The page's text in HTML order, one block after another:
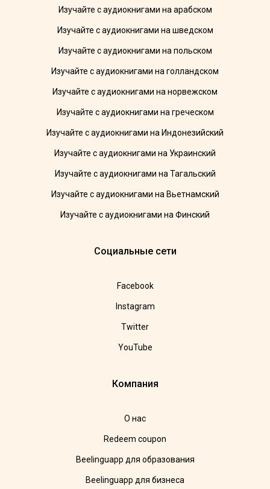
Изучайте с аудиокнигами на арабском
Изучайте с аудиокнигами на шведском
Изучайте с аудиокнигами на польском
Изучайте с аудиокнигами на голландском
Изучайте с аудиокнигами на норвежском
Изучайте с аудиокнигами на греческом
Изучайте с аудиокнигами на Индонезийский
Изучайте с аудиокнигами на Украинский
Изучайте с аудиокнигами на Тагальский
Изучайте с аудиокнигами на Вьетнамский
Изучайте с аудиокнигами на Финский
Социальные сети
Facebook
Instagram
Twitter
YouTube
Компания
О нас
Redeem coupon
Beelinguapp для образования
Beelinguapp для бизнеса